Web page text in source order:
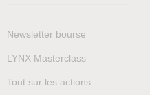
Newsletter bourse
LYNX Masterclass
Tout sur les actions